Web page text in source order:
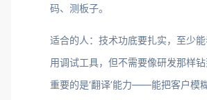
码、测板子。
适合的人：技术功底要扎实，至少
用调试工具，但不需要像研发那样
重要的是‘翻译’能力——能把客户模